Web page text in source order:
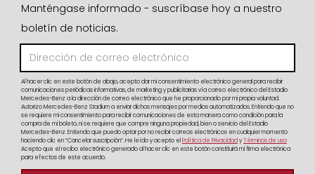
Manténgase informado - suscríbase hoy a nuestro
boletín de noticias.
Al hacer clic en este botón de abajo, acepto dar mi consentimiento electrónico general para recibir
comunicaciones periódicas informativas, de marketing y publicitarias vía correo electrónico del Estadio
Mercedes-Benz a la dirección de correo electrónico que he proporcionado por mi propia voluntad.
Autorizo Mercedes-Benz Stadium a enviar dichos mensajes por medios automatizados. Entiendo que no
se requiere mi consentimiento para recibir comunicaciones de esta manera como condición para la
compra de mi boleto, ni se requiere que compre ninguna propiedad, bien o servicio del Estadio
Mercedes-Benz. Entiendo que puedo optar por no recibir correos electrónicos en cualquier momento
haciendo clic en “Cancelar suscripción”. He leído y acepto el Política de PrivacidadyTérminos de uso
Acepto que el recibo electrónico generado al hacer clic en este botón constituirá mi firma electrónica
para efectos de este acuerdo.